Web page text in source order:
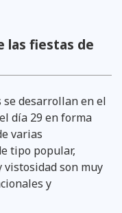
las fiestas de
se desarrollan en el
día 29 en forma
varias
tipo popular,
vistosidad son muy
y